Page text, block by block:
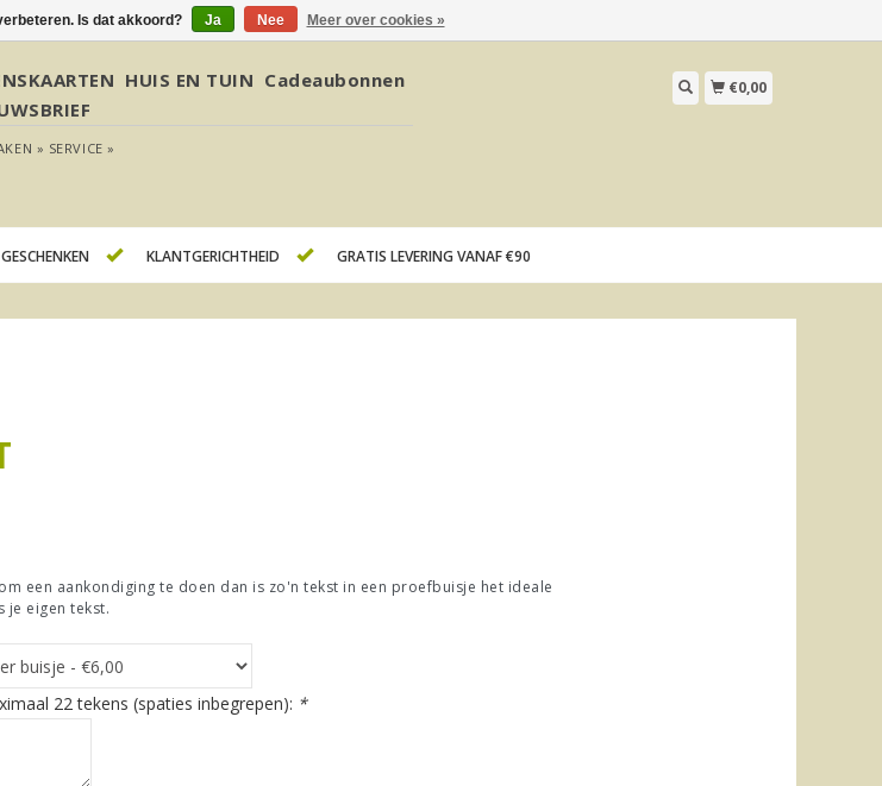
HUIS EN TUIN Cadeaubonnen
» SERVICE »
€0,00
KLANTGERICHTHEID GRATIS LEVERING VANAF €90
een aankondiging te doen dan is zo'n tekst in een proefbuisje het ideale
je eigen tekst.
22 tekens (spaties inbegrepen): *
Is dat akkoord? Ja Nee Meer over cookies »